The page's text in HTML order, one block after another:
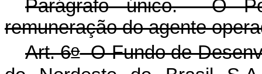
Parágrafo único. O
remuneração do agente
Art. 6oO Fundo de